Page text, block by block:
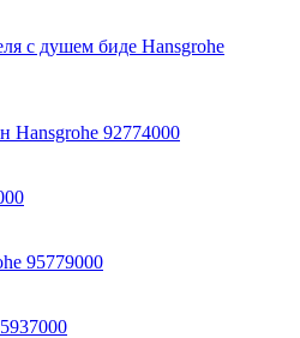
с душем биде Hansgrohe
Hansgrohe 92774000
95779000